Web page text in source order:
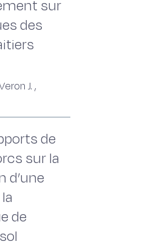
sur
des
J. ,
de
sur la
d’une
de